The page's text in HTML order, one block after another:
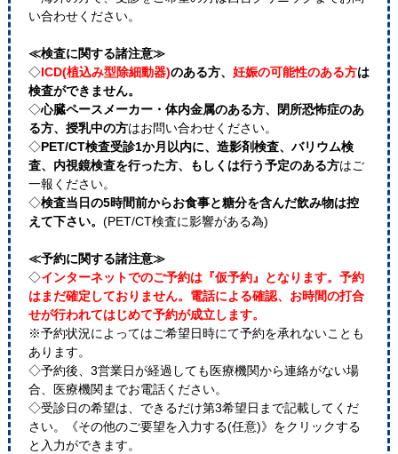
い合わせください。
≪検査に関する諸注意≫
◇ICD(植込み型除細動器)のある方、 妊娠の可能性のある方は
検査ができません。
◇心臓ペースメーカー・体内金属のある方、閉所恐怖症のあ
る方、授乳中の方はお問い合わせください。
◇PET/CT検査受診1か月以内に、造影剤検査、バリウム検
査、内視鏡検査を行った方、もしくは行う予定のある方はご
一報ください。
◇検査当日の5時間前からお食事と糖分を含んだ飲み物は控
えて下さい。 (PET/CT検査に影響がある為)
≪予約に関する諸注意≫
◇インターネットでのご予約は『仮予約』となります。予約
はまだ確定しておりません。電話による確認、お時間の打合
せが行われてはじめて予約が成立します。
※予約状況によってはご希望日時にて予約を承れないことも
あります。
◇予約後、3営業日が経過しても医療機関から連絡がない場
合、医療機関までお電話ください。
◇受診日の希望は、できるだけ第3希望日まで記載してくだ
さい。《その他のご要望を入力する(任意)》をクリックする
と入力ができます。